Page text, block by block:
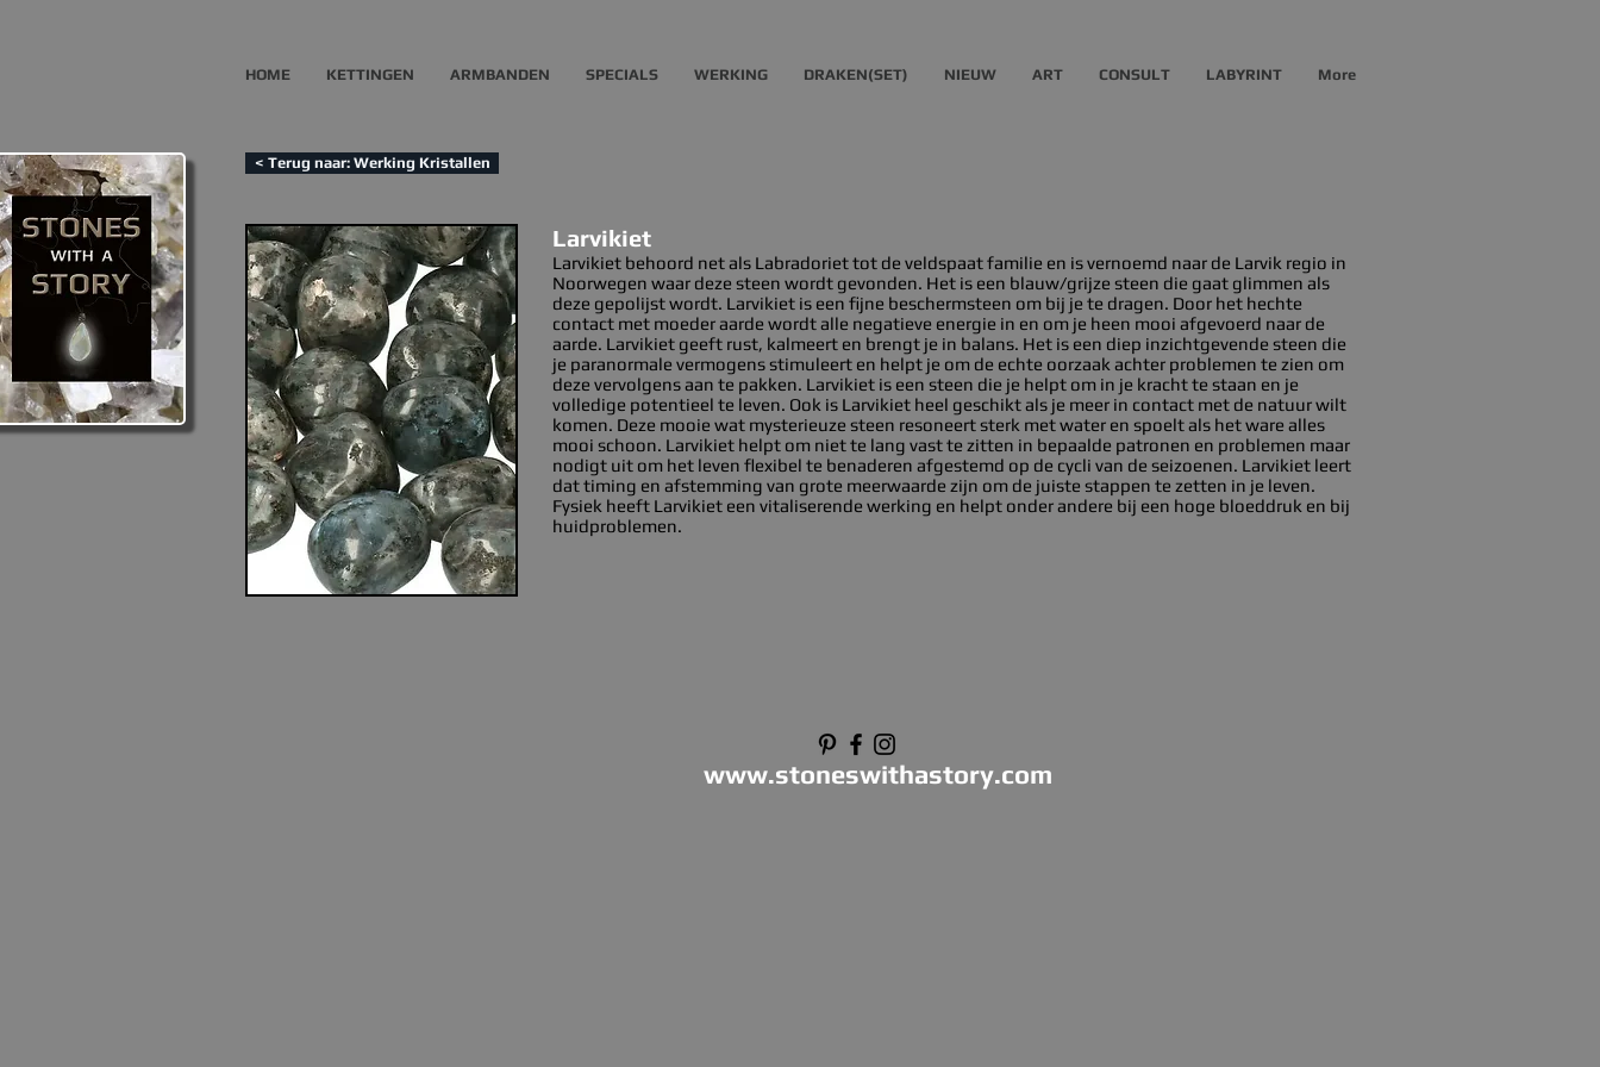
HOME KETTINGEN ARMBANDEN SPECIALS WERKING DRAKEN(SET) NIEUW ART CONSULT LABYRINT More
< Terug naar: Werking Kristallen
Larvikiet
Larvikiet behoord net als Labradoriet tot de veldspaat familie en is vernoemd naar de Larvik regio in
Noorwegen waar deze steen wordt gevonden. Het is een blauw/grijze steen die gaat glimmen als
deze gepolijst wordt. Larvikiet is een fijne beschermsteen om bij je te dragen. Door het hechte
contact met moeder aarde wordt alle negatieve energie in en om je heen mooi afgevoerd naar de
aarde. Larvikiet geeft rust, kalmeert en brengt je in balans. Het is een diep inzichtgevende steen die
je paranormale vermogens stimuleert en helpt je om de echte oorzaak achter problemen te zien om
deze vervolgens aan te pakken. Larvikiet is een steen die je helpt om in je kracht te staan en je
volledige potentieel te leven. Ook is Larvikiet heel geschikt als je meer in contact met de natuur wilt
komen. Deze mooie wat mysterieuze steen resoneert sterk met water en spoelt als het ware alles
mooi schoon. Larvikiet helpt om niet te lang vast te zitten in bepaalde patronen en problemen maar
nodigt uit om het leven flexibel te benaderen afgestemd op de cycli van de seizoenen. Larvikiet leert
dat timing en afstemming van grote meerwaarde zijn om de juiste stappen te zetten in je leven.
Fysiek heeft Larvikiet een vitaliserende werking en helpt onder andere bij een hoge bloeddruk en bij
huidproblemen.
www.stoneswithastory.com